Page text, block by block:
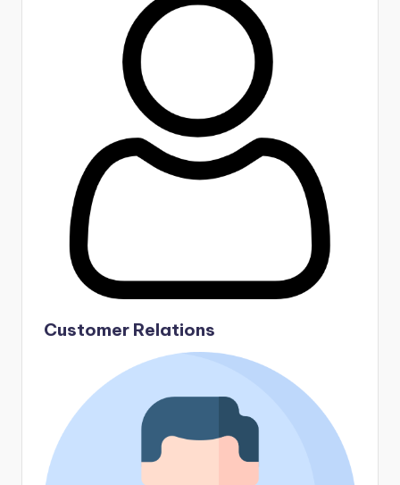
Customer Relations